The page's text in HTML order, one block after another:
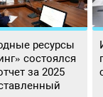
ресурсы
состоялся
за 2025